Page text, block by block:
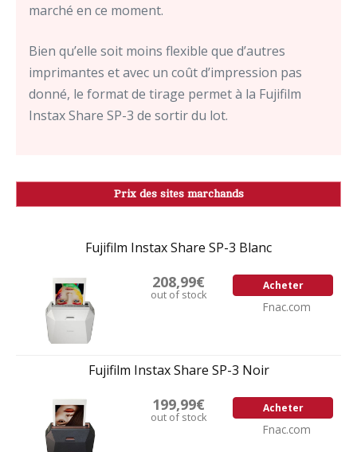
marché en ce moment.
Bien qu’elle soit moins flexible que d’autres
imprimantes et avec un coût d’impression pas
donné, le format de tirage permet à la Fujifilm
Instax Share SP-3 de sortir du lot.
Prix des sites marchands
Fujifilm Instax Share SP-3 Blanc
208,99€
out of stock
Acheter
Fnac.com
Fujifilm Instax Share SP-3 Noir
199,99€
out of stock
Acheter
Fnac.com